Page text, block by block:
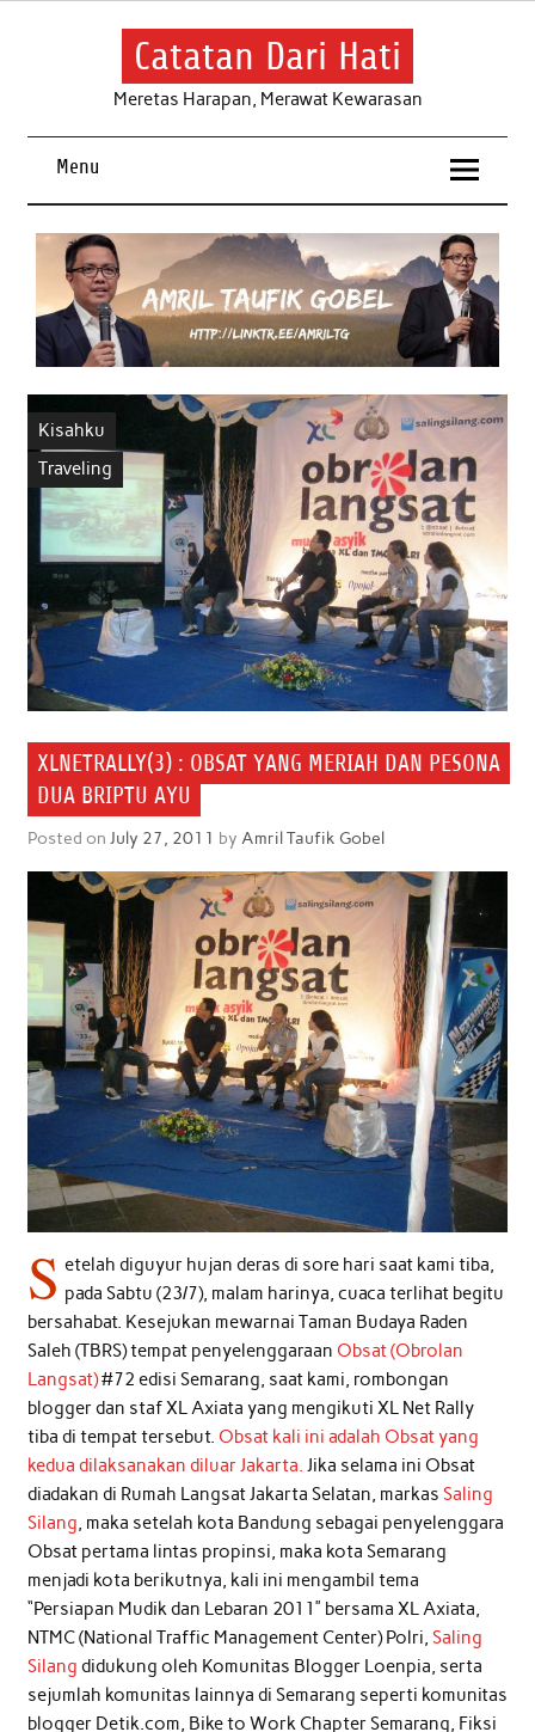
Skip
Catatan Dari Hati
Meretas Harapan, Merawat Kewarasan
Menu
Kisahku
Traveling
XLNETRALLY(3) : OBSAT YANG MERIAH DAN PESONA
DUA BRIPTU AYU
Posted on July 27, 2011 by Amril Taufik Gobel
S etelah diguyur hujan deras di sore hari saat kami tiba,
pada Sabtu (23/7), malam harinya, cuaca terlihat begitu
bersahabat. Kesejukan mewarnai Taman Budaya Raden
Saleh (TBRS) tempat penyelenggaraan Obsat (Obrolan
Langsat)#72 edisi Semarang, saat kami, rombongan
blogger dan staf XL Axiata yang mengikuti XL Net Rally
tiba di tempat tersebut. Obsat kali ini adalah Obsat yang
kedua dilaksanakan diluar Jakarta. Jika selama ini Obsat
diadakan di Rumah Langsat Jakarta Selatan, markas Saling
Silang, maka setelah kota Bandung sebagai penyelenggara
Obsat pertama lintas propinsi, maka kota Semarang
menjadi kota berikutnya, kali ini mengambil tema
“Persiapan Mudik dan Lebaran 2011” bersama XL Axiata,
NTMC (National Traffic Management Center) Polri, Saling
Silang didukung oleh Komunitas Blogger Loenpia, serta
sejumlah komunitas lainnya di Semarang seperti komunitas
blogger Detik.com, Bike to Work Chapter Semarang, Fiksi